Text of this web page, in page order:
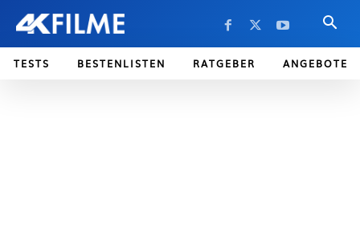
TESTS BESTENLISTEN RATGEBER ANGEBOTE